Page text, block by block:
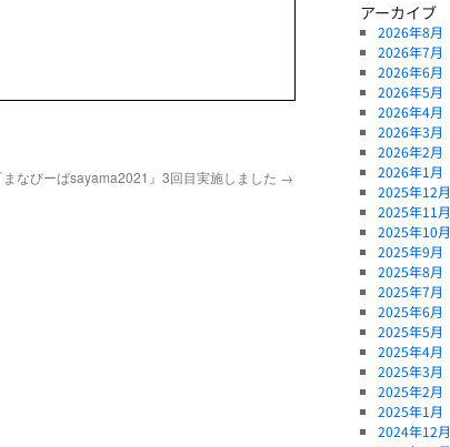
まなびーばsayama2021』3回目実施しました →
アーカイブ
2026年8月
2026年7月
2026年6月
2026年5月
2026年4月
2026年3月
2026年2月
2026年1月
2025年12月
2025年11月
2025年10月
2025年9月
2025年8月
2025年7月
2025年6月
2025年5月
2025年4月
2025年3月
2025年2月
2025年1月
2024年12月